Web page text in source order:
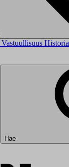
Vastuullisuus Historia
Hae